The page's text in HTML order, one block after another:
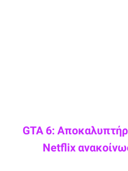
GTA 6:
Netflix